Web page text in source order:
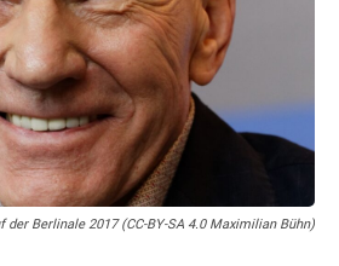
der Berlinale 2017 (CC-BY-SA 4.0 Maximilian Bühn)